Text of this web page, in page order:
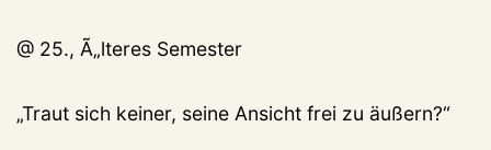
@ 25., Ã„lteres Semester
„Traut sich keiner, seine Ansicht frei zu äußern?“